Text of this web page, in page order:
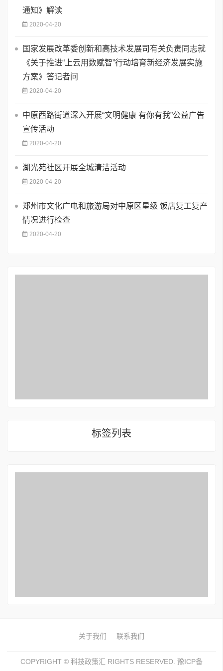
通知》解读
2020-04-20
国家发展改革委创新和高技术发展司有关负责同志就
《关于推进“上云用数赋智”行动培育新经济发展实施
方案》答记者问
2020-04-20
中原西路街道深入开展“文明健康 有你有我”公益广告
宣传活动
2020-04-20
湖光苑社区开展全城清洁活动
2020-04-20
郑州市文化广电和旅游局对中原区星级 饭店复工复产
情况进行检查
2020-04-20
标签列表
关于我们 联系我们
COPYRIGHT © 科技政策汇 RIGHTS RESERVED. 豫ICP备